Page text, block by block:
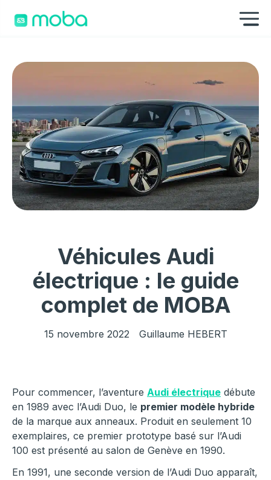
Véhicules Audi
électrique : le guide
complet de MOBA
15 novembre 2022 Guillaume HEBERT
Pour commencer, l’aventure Audi électrique débute
en 1989 avec l’Audi Duo, le premier modèle hybride
de la marque aux anneaux. Produit en seulement 10
exemplaires, ce premier prototype basé sur l’Audi
100 est présenté au salon de Genève en 1990.
En 1991, une seconde version de l’Audi Duo apparaît,